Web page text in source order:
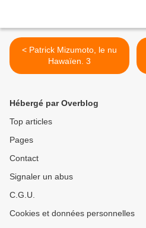
< Patrick Mizumoto, le nu
Hawaïen. 3
Hébergé par Overblog
Top articles
Pages
Contact
Signaler un abus
C.G.U.
Cookies et données personnelles